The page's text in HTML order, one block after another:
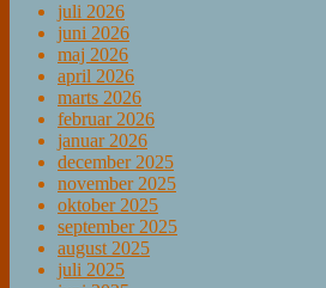
juli 2026
juni 2026
maj 2026
april 2026
marts 2026
februar 2026
januar 2026
december 2025
november 2025
oktober 2025
september 2025
august 2025
juli 2025